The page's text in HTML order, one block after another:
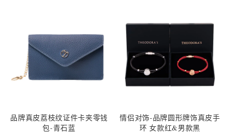
品牌真皮荔枝纹证件卡夹零钱
包-青石蓝
情侣对饰-品牌圆形牌饰真皮手
环 女款红&男款黑